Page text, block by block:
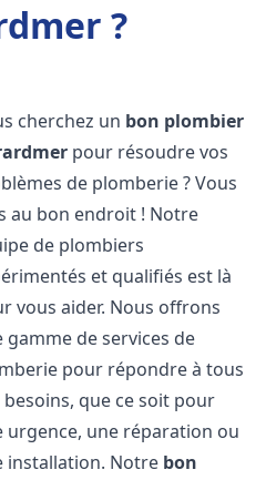
?
cherchez un bon plombier
pour résoudre vos
de plomberie ? Vous
au bon endroit ! Notre
de plombiers
et qualifiés est là
vous aider. Nous offrons
gamme de services de
pour répondre à tous
besoins, que ce soit pour
urgence, une réparation ou
installation. Notre bon